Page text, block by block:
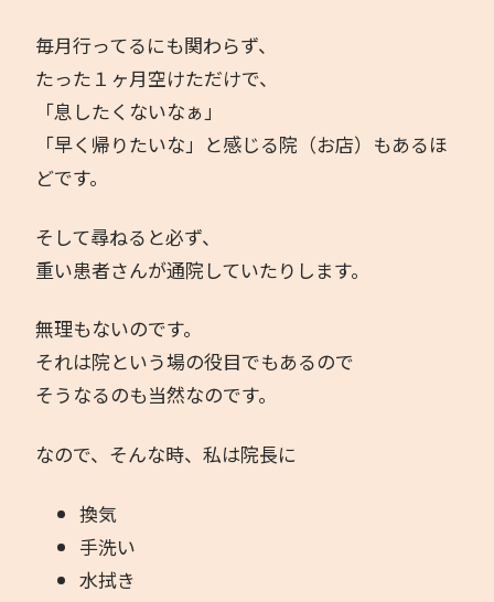
毎月行ってるにも関わらず、
たった１ヶ月空けただけで、
「息したくないなぁ」
「早く帰りたいな」と感じる院（お店）もあるほ
どです。
そして尋ねると必ず、
重い患者さんが通院していたりします。
無理もないのです。
それは院という場の役目でもあるので
そうなるのも当然なのです。
なので、そんな時、私は院長に
換気
手洗い
水拭き